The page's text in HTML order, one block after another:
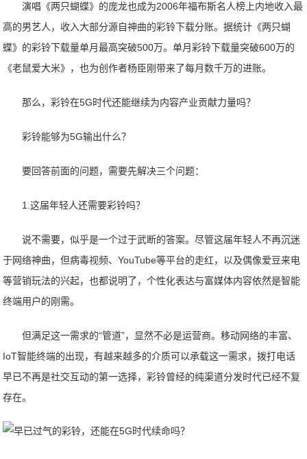
演唱《两只蝴蝶》的庞龙也成为2006年福布斯名人榜上内地收入最
高的男艺人，收入大部分源自神曲的彩铃下载分账。据统计《两只蝴
蝶》的彩铃下载量单月最高突破500万。单月彩铃下载量突破600万的
《老鼠爱大米》，也为创作者杨臣刚带来了每月数千万的进账。
那么，彩铃在5G时代还能继续为内容产业贡献力量吗？
彩铃能够为5G输出什么？
要回答前面的问题，需要先解决三个问题：
1.这届年轻人还需要彩铃吗？
说不需要，似乎是一个过于武断的答案。尽管这届年轻人不再沉迷
于网络神曲，但病毒视频、YouTube等平台的走红，以及偶像爱豆来电
等营销玩法的兴起，也都说明了，个性化表达与富媒体内容依然是智能
终端用户的刚需。
但满足这一需求的“管道”，显然不必是运营商。移动网络的丰富、
IoT智能终端的出现，有越来越多的介质可以承载这一需求，拨打电话
早已不再是社交互动的第一选择，彩铃曾经的纯渠道分发时代已经不复
存在。